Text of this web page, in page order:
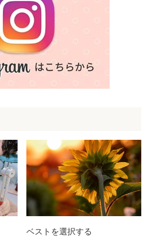
ベストを選択する